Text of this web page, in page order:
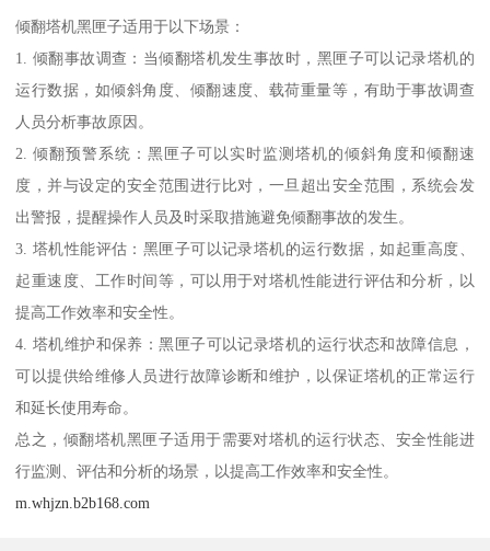
倾翻塔机黑匣子适用于以下场景：
1. 倾翻事故调查：当倾翻塔机发生事故时，黑匣子可以记录塔机的
运行数据，如倾斜角度、倾翻速度、载荷重量等，有助于事故调查
人员分析事故原因。
2. 倾翻预警系统：黑匣子可以实时监测塔机的倾斜角度和倾翻速
度，并与设定的安全范围进行比对，一旦超出安全范围，系统会发
出警报，提醒操作人员及时采取措施避免倾翻事故的发生。
3. 塔机性能评估：黑匣子可以记录塔机的运行数据，如起重高度、
起重速度、工作时间等，可以用于对塔机性能进行评估和分析，以
提高工作效率和安全性。
4. 塔机维护和保养：黑匣子可以记录塔机的运行状态和故障信息，
可以提供给维修人员进行故障诊断和维护，以保证塔机的正常运行
和延长使用寿命。
总之，倾翻塔机黑匣子适用于需要对塔机的运行状态、安全性能进
行监测、评估和分析的场景，以提高工作效率和安全性。
m.whjzn.b2b168.com